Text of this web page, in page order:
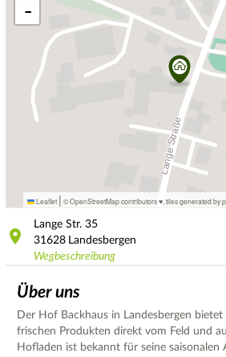
−
Leaflet | © OpenStreetMap contributors ♥, tiles generated by
Lange Str. 35
31628 Landesbergen
Wegbeschreibung
Über uns
Der Hof Backhaus in Landesbergen bietet
frischen Produkten direkt vom Feld und
Hofladen ist bekannt für seine saisonalen